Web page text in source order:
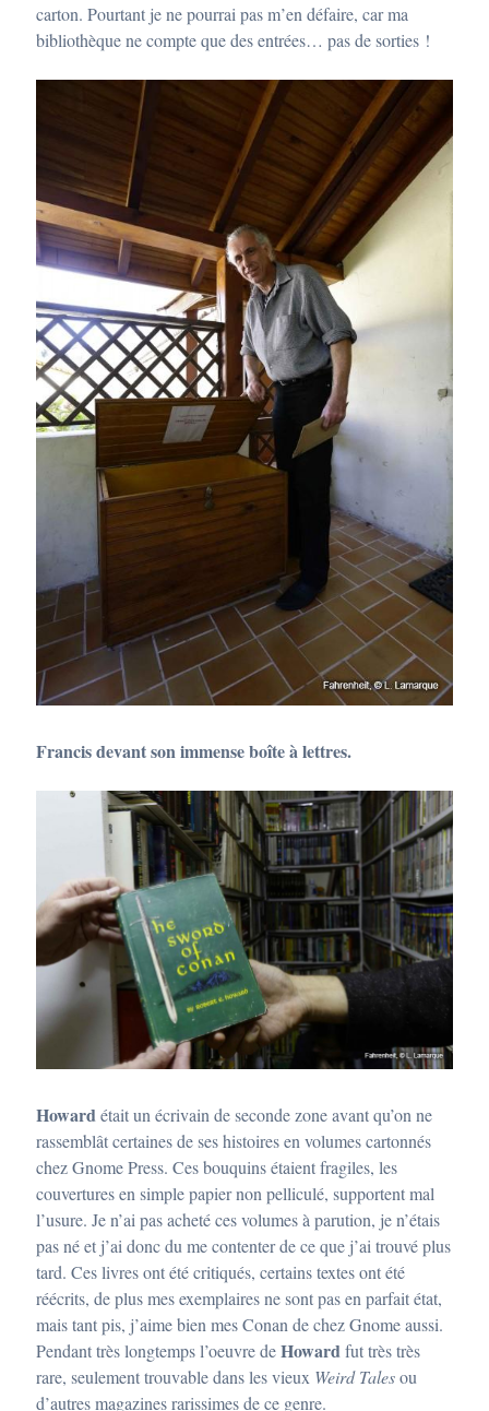
carton. Pourtant je ne pourrai pas m’en défaire, car ma
bibliothèque ne compte que des entrées… pas de sorties !
Francis devant son immense boîte à lettres.
Howardétait un écrivain de seconde zone avant qu’on ne
rassemblât certaines de ses histoires en volumes cartonnés
chez Gnome Press. Ces bouquins étaient fragiles, les
couvertures en simple papier non pelliculé, supportent mal
l’usure. Je n’ai pas acheté ces volumes à parution, je n’étais
pas né et j’ai donc du me contenter de ce que j’ai trouvé plus
tard. Ces livres ont été critiqués, certains textes ont été
réécrits, de plus mes exemplaires ne sont pas en parfait état,
mais tant pis, j’aime bien mes Conan de chez Gnome aussi.
Pendant très longtemps l’oeuvre deHowardfut très très
rare, seulement trouvable dans les vieux Weird Talesou
d’autres magazines rarissimes de ce genre.